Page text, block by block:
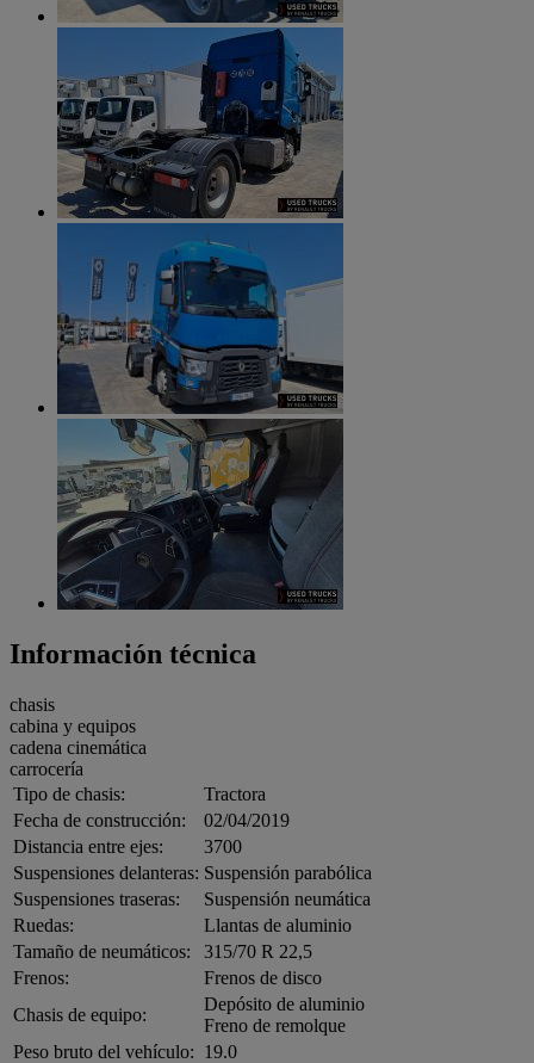
Información técnica
chasis
cabina y equipos
cadena cinemática
carrocería
Tipo de chasis:
Tractora
Fecha de construcción:
02/04/2019
Distancia entre ejes:
3700
Suspensiones delanteras: Suspensión parabólica
Suspensiones traseras:
Suspensión neumática
Ruedas:
Llantas de aluminio
Tamaño de neumáticos:
315/70 R 22,5
Frenos:
Frenos de disco
Chasis de equipo:
Depósito de aluminio
Freno de remolque
Peso bruto del vehículo: 19.0